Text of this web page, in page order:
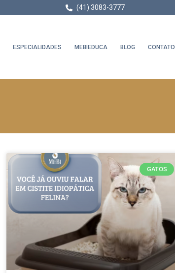
(41) 3083-3777
ESPECIALIDADES MEBIEDUCA BLOG CONTATO
GATOS